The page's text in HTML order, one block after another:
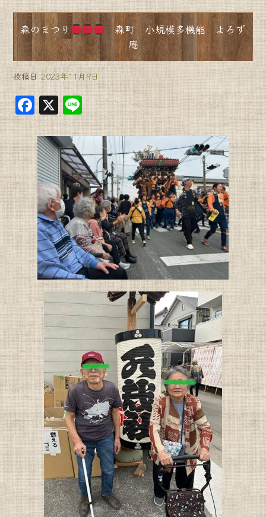
森のまつり
森町 小規模多機能 よろず
庵
投稿日 2023年11月9日
F
a
c
e
b
o
o
k
X Li
n
e